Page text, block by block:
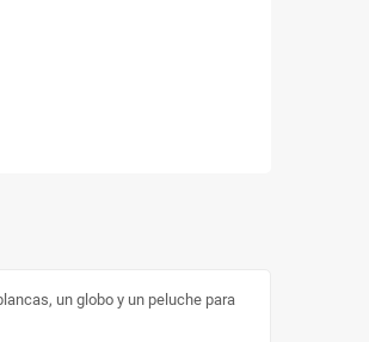
un globo y un peluche para